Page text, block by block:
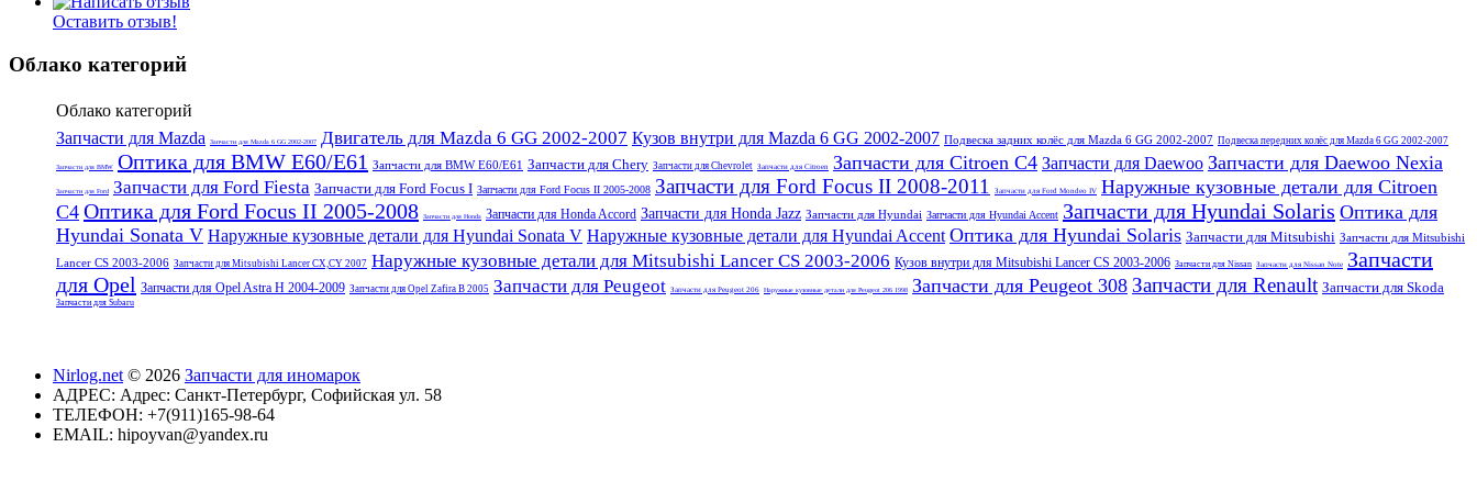
Оставить отзыв!
Облако категорий
Облако категорий
Запчасти для Mazda
Запчасти для Mazda 6 GG 2002-2007 Двигатель для Mazda 6 GG 2002-2007 Кузов внутри для Mazda 6 GG 2002-2007 Подвеска задних колёс для Mazda 6 GG 2002-2007 Подвеска передних колёс для Mazda 6 GG 2002-2007
Запчасти для BMW Оптика для BMW E60/E61 Запчасти для BMW E60/E61 Запчасти для Chery Запчасти для Chevrolet Запчасти для Citroen Запчасти для Citroen C4 Запчасти для Daewoo Запчасти для Daewoo Nexia
Запчасти для Ford Запчасти для Ford Fiesta Запчасти для Ford Focus I Запчасти для Ford Focus II 2005-2008 Запчасти для Ford Focus II 2008-2011 Запчасти для Ford Mondeo IV Наружные кузовные детали для Citroen
C4 Оптика для Ford Focus II 2005-2008 Запчасти для Honda Запчасти для Honda Accord Запчасти для Honda Jazz Запчасти для Hyundai Запчасти для Hyundai Accent Запчасти для Hyundai Solaris Оптика для
Hyundai Sonata V Наружные кузовные детали для Hyundai Sonata V Наружные кузовные детали для Hyundai Accent Оптика для Hyundai Solaris Запчасти для Mitsubishi Запчасти для Mitsubishi
Lancer CS 2003-2006 Запчасти для Mitsubishi Lancer CX,CY 2007 Наружные кузовные детали для Mitsubishi Lancer CS 2003-2006 Кузов внутри для Mitsubishi Lancer CS 2003-2006 Запчасти для Nissan Запчасти для Nissan Note
Запчасти
для Opel Запчасти для Opel Astra H 2004-2009 Запчасти для Opel Zafira B 2005 Запчасти для Peugeot Запчасти для Peugeot 206 Наружные кузовные детали для Peugeot 206 1998 Запчасти для Peugeot 308 Запчасти для Renault Запчасти для Skoda
Запчасти для Subaru
Nirlog.net © 2026 Запчасти для иномарок
АДРЕС: Адрес: Санкт-Петербург, Софийская ул. 58
ТЕЛЕФОН: +7(911)165-98-64
EMAIL: hipoyvan@yandex.ru